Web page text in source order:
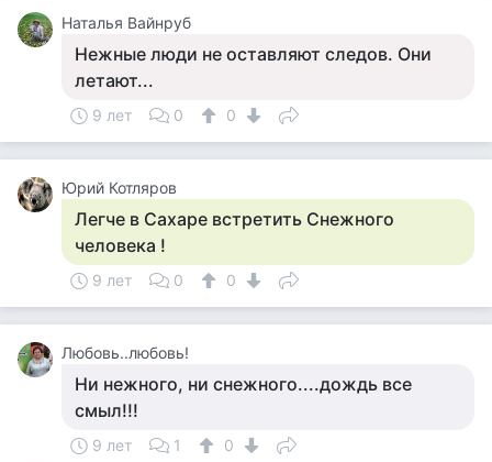
Наталья Вайнруб
Нежные люди не оставляют следов. Они
летают...
9 лет 0 0
Юрий Котляров
Легче в Сахаре встретить Снежного
человека !
9 лет 0 0
Любовь..любовь!
Ни нежного, ни снежного....дождь все
смыл!!!
9 лет 1
0